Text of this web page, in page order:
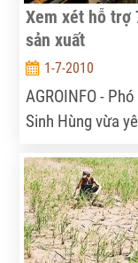
Xem xét hỗ trợ
sản xuất
1-7-2010
AGROINFO -
Sinh Hùng vừa
tỉnh: Sơn La, Lào
Kạn, Cao Bằng,
vùng bị thiệt hại